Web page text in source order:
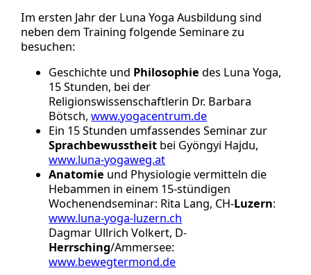
Im ersten Jahr der Luna Yoga Ausbildung sind
neben dem Training folgende Seminare zu
besuchen:
Geschichte und Philosophie des Luna Yoga,
15 Stunden, bei der
Religionswissenschaftlerin Dr. Barbara
Bötsch,www.yogacentrum.de
Ein 15 Stunden umfassendes Seminar zur
Sprachbewusstheit bei Gyöngyi Hajdu,
www.luna-yogaweg.at
Anatomie und Physiologie vermitteln die
Hebammen in einem 15-stündigen
Wochenendseminar: Rita Lang, CH-Luzern:
www.luna-yoga-luzern.ch
Dagmar Ullrich Volkert, D-
Herrsching/Ammersee:
www.bewegtermond.de